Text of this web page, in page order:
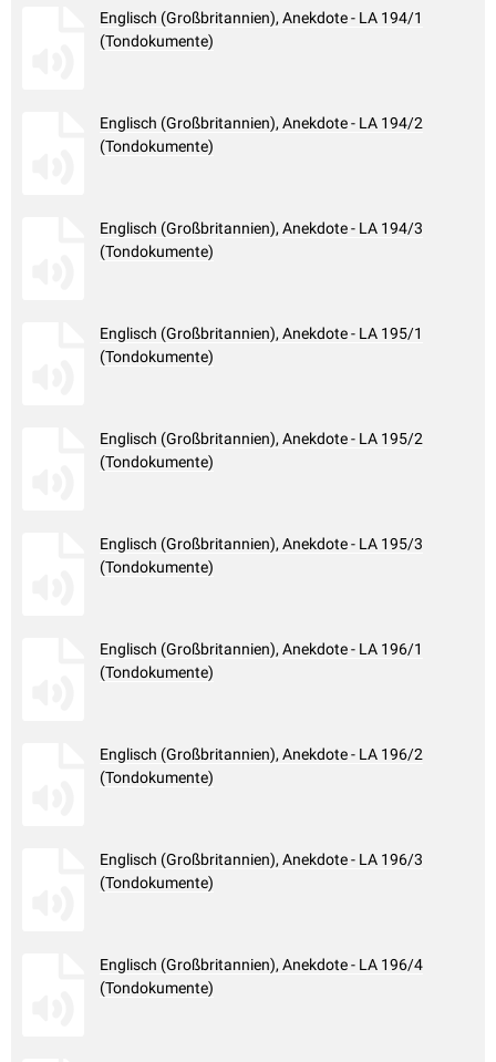
Englisch (Großbritannien), Anekdote - LA 194/1
(Tondokumente)
Englisch (Großbritannien), Anekdote - LA 194/2
(Tondokumente)
Englisch (Großbritannien), Anekdote - LA 194/3
(Tondokumente)
Englisch (Großbritannien), Anekdote - LA 195/1
(Tondokumente)
Englisch (Großbritannien), Anekdote - LA 195/2
(Tondokumente)
Englisch (Großbritannien), Anekdote - LA 195/3
(Tondokumente)
Englisch (Großbritannien), Anekdote - LA 196/1
(Tondokumente)
Englisch (Großbritannien), Anekdote - LA 196/2
(Tondokumente)
Englisch (Großbritannien), Anekdote - LA 196/3
(Tondokumente)
Englisch (Großbritannien), Anekdote - LA 196/4
(Tondokumente)